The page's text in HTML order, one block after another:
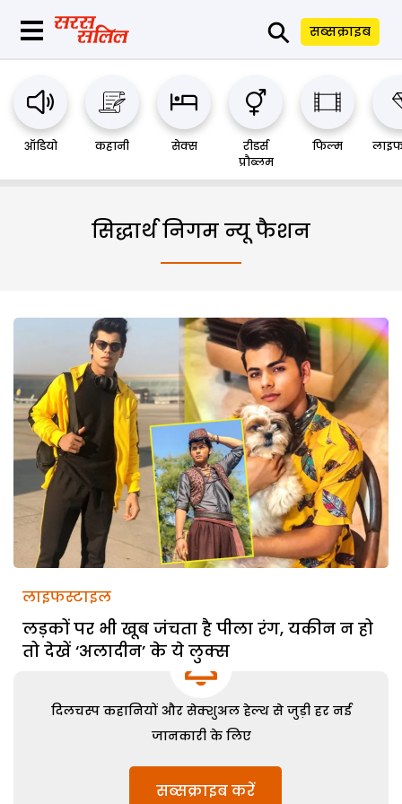
⚲ सब्सक्राइब
ऑडियो कहानी सेक्स
रीडर्स
प्रौब्लम
फिल्म
सिद्धार्थ निगम न्यू फैशन
लाइफस्टाइल
लड़कों पर भी खूब जंचता है पीला रंग, यकीन न हो
तो देखें ‘अलादीन’ के ये लुक्स
दिलचस्प कहानियों और सेक्शुअल हेल्थ से जुड़ी हर नई
जानकारी के लिए
सब्सक्राइब करें